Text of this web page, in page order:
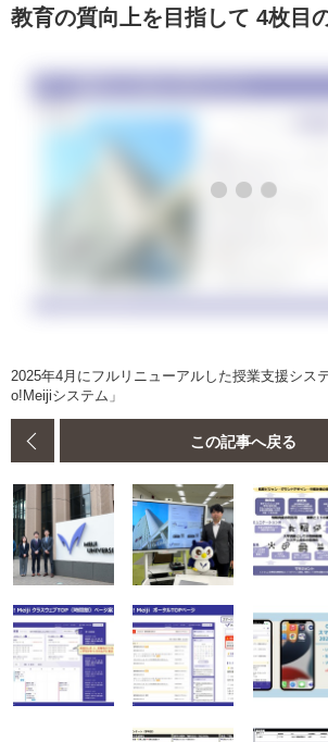
教育の質向上を目指して 4枚目
2025年4月にフルリニューアルした授業支援シス
o!Meijiシステム」
この記事へ戻る